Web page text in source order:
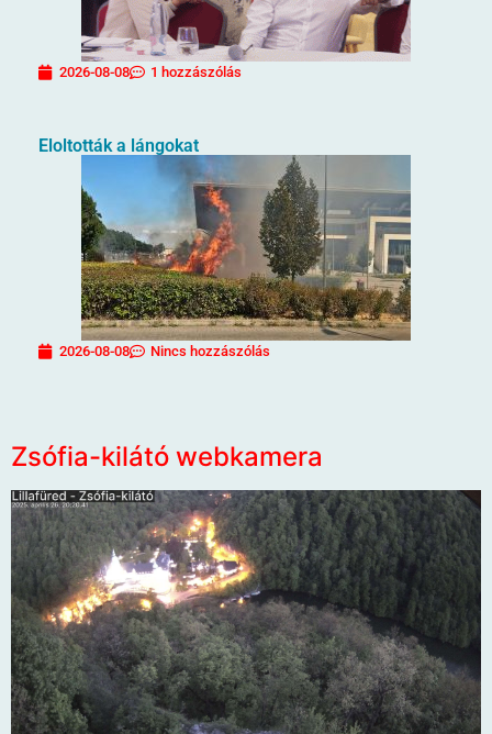
2026-08-08 1 hozzászólás
Eloltották a lángokat
2026-08-08 Nincs hozzászólás
Zsófia-kilátó webkamera